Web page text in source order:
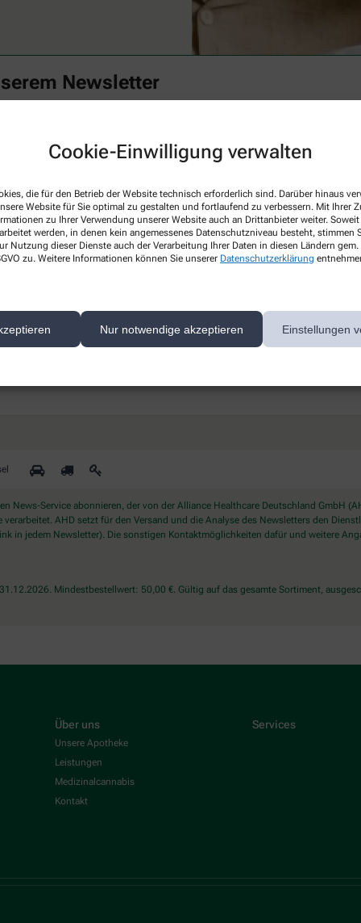
Cookie-Einwilligung verwalten
die für den Betrieb der Website technisch erforderlich sind. Darüber hinaus
Website für Sie optimal zu gestalten und fortlaufend zu verbessern. Mit Ihrer
zu Ihrer Verwendung unserer Website auch an Drittanbieter weiter. Soweit
werden, in denen kein angemessenes Datenschutzniveau besteht, stimmen
Nutzung dieser Dienste auch der Verarbeitung Ihrer Daten in diesen Ländern
zu. Weitere Informationen können Sie unserer Datenschutzerklärung
Nur notwendige akzeptieren Einstellungen
Newsletter
mit spannenden Themen rund um Ihre Gesundheit begeistern.
unserem Newsletter.
Aktuelle
Gesundheitsthemen
Erfahren Sie mehr über aktuelle
Themen rund um Ihre Gesundheit.
Sie sich Ihren 10% Gutschein* für unsere Apotheke
News-Service abonnieren, der von der Alliance Healthcare Deutschland GmbH
verarbeitet. AHD setzt für den Versand und die Analyse des Newsletters den
in jedem Newsletter). Die sonstigen Kontaktmöglichkeiten dafür und weitere
Mindestbestellwert: 50,00 €. Gültig auf das gesamte Sortiment,
Über uns
Unsere Apotheke
Leistungen
Medizinalcannabis
Kontakt
Services